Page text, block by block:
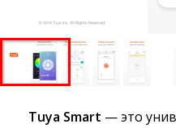
Tuya Smart — это